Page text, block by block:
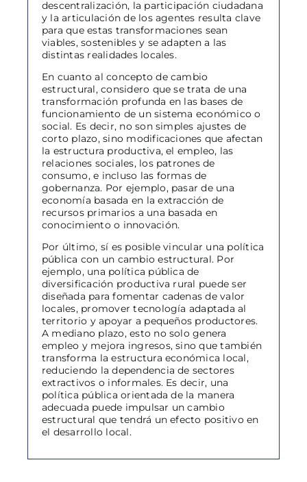
descentralización, la participación ciudadana
y la articulación de los agentes resulta clave
para que estas transformaciones sean
viables, sostenibles y se adapten a las
distintas realidades locales.
En cuanto al concepto de cambio
estructural, considero que se trata de una
transformación profunda en las bases de
funcionamiento de un sistema económico o
social. Es decir, no son simples ajustes de
corto plazo, sino modificaciones que afectan
la estructura productiva, el empleo, las
relaciones sociales, los patrones de
consumo, e incluso las formas de
gobernanza. Por ejemplo, pasar de una
economía basada en la extracción de
recursos primarios a una basada en
conocimiento o innovación.
Por último, sí es posible vincular una política
pública con un cambio estructural. Por
ejemplo, una política pública de
diversificación productiva rural puede ser
diseñada para fomentar cadenas de valor
locales, promover tecnología adaptada al
territorio y apoyar a pequeños productores.
A mediano plazo, esto no solo genera
empleo y mejora ingresos, sino que también
transforma la estructura económica local,
reduciendo la dependencia de sectores
extractivos o informales. Es decir, una
política pública orientada de la manera
adecuada puede impulsar un cambio
estructural que tendrá un efecto positivo en
el desarrollo local.